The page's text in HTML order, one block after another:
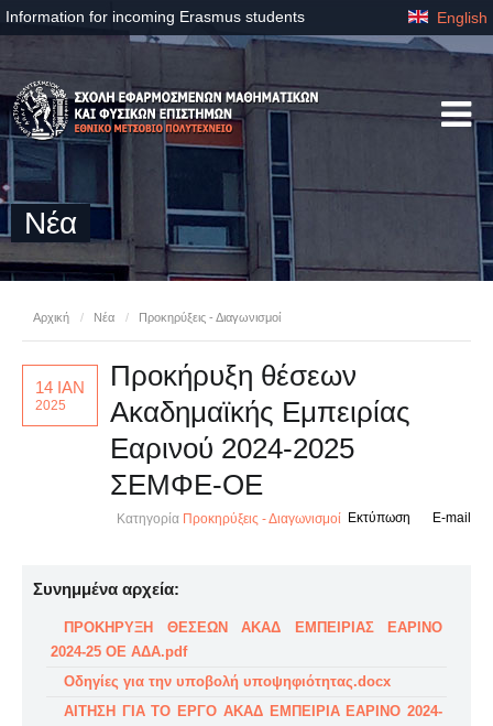
Information for incoming Erasmus students English
Νέα
Αρχική / Νέα / Προκηρύξεις - Διαγωνισμοί
14 ΙΑΝ
2025
Προκήρυξη θέσεων
Ακαδημαϊκής Εμπειρίας
Εαρινού 2024-2025
ΣΕΜΦΕ-ΟΕ
Κατηγορία Προκηρύξεις - Διαγωνισμοί E-mail
Εκτύπωση
Συνημμένα αρχεία:
ΠΡΟΚΗΡΥΞΗ ΘΕΣΕΩΝ ΑΚΑΔ ΕΜΠΕΙΡΙΑΣ ΕΑΡΙΝΟ
2024-25 ΟΕ ΑΔΑ.pdf
Οδηγίες για την υποβολή υποψηφιότητας.docx
ΑΙΤΗΣΗ ΓΙΑ ΤΟ ΕΡΓΟ ΑΚΑΔ ΕΜΠΕΙΡΙΑ ΕΑΡΙΝΟ 2024-